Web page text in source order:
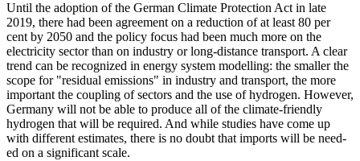
Until the adoption of the German Cli­mate Protection Act in late
2019, there had been agreement on a reduction of at least 80 per
cent by 2050 and the policy focus had been much more on the
electricity sec­tor than on industry or long-distance trans­port. A clear
trend can be recognized in energy system modelling: the smaller the
scope for "residual emissions" in industry and trans­port, the more
important the coupl­ing of sec­tors and the use of hydrogen. However,
Ger­many will not be able to produce all of the climate-friendly
hydro­gen that will be re­quired. And while studies have come up
with different estimates, there is no doubt that im­ports will be need­
ed on a significant scale.